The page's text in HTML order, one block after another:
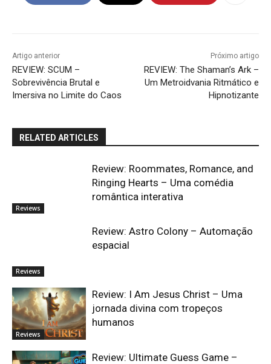
Artigo anterior
REVIEW: SCUM –
Sobrevivência Brutal e
Imersiva no Limite do Caos
Próximo artigo
REVIEW: The Shaman’s Ark –
Um Metroidvania Ritmático e
Hipnotizante
RELATED ARTICLES
Reviews
Review: Roommates, Romance, and
Ringing Hearts – Uma comédia
romântica interativa
Reviews
Review: Astro Colony – Automação
espacial
Reviews
Review: I Am Jesus Christ – Uma
jornada divina com tropeços
humanos
Review: Ultimate Guess Game –